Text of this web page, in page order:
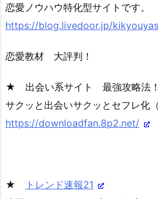
恋愛ノウハウ特化型サイトです。
https://blog.livedoor.jp/
恋愛教材 大評判！
★ 出会い系サイト 最強攻略法！
サクッと出会いサクッとセフレ化
https://downloadfan.8p2.net/
★
トレンド速報21